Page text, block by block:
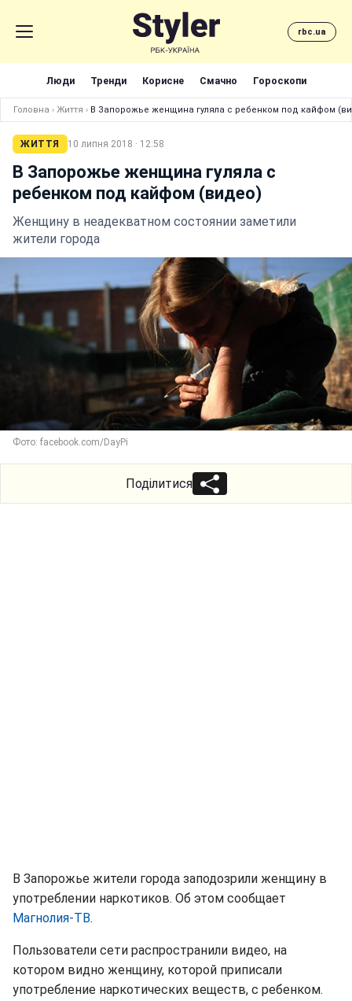
rbc.ua
Люди Тренди Корисне Смачно Гороскопи
Головна › Життя › В Запорожье женщина гуляла с ребенком под кайфом
ЖИТТЯ 10 липня 2018 · 12:58
В Запорожье женщина гуляла с
ребенком под кайфом (видео)
Женщину в неадекватном состоянии заметили
жители города
Фото: facebook.com/DayPi
Поділитися
В Запорожье жители города заподозрили женщину в
употреблении наркотиков. Об этом сообщает
Магнолия-ТВ.
Пользователи сети распространили видео, на
котором видно женщину, которой приписали
употребление наркотических веществ, с ребенком.